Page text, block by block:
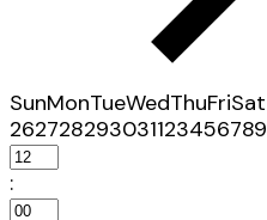
SunMonTueWedThuFriSat
262728293031123456789
: